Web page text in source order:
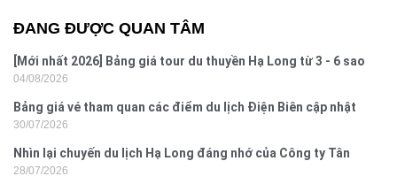
ĐANG ĐƯỢC QUAN TÂM
[Mới nhất 2026] Bảng giá tour du thuyền Hạ Long từ 3 - 6 sao
04/08/2026
Bảng giá vé tham quan các điểm du lịch Điện Biên cập nhật
2026
30/07/2026
Nhìn lại chuyến du lịch Hạ Long đáng nhớ của Công ty Tân
Hưng 2026
28/07/2026